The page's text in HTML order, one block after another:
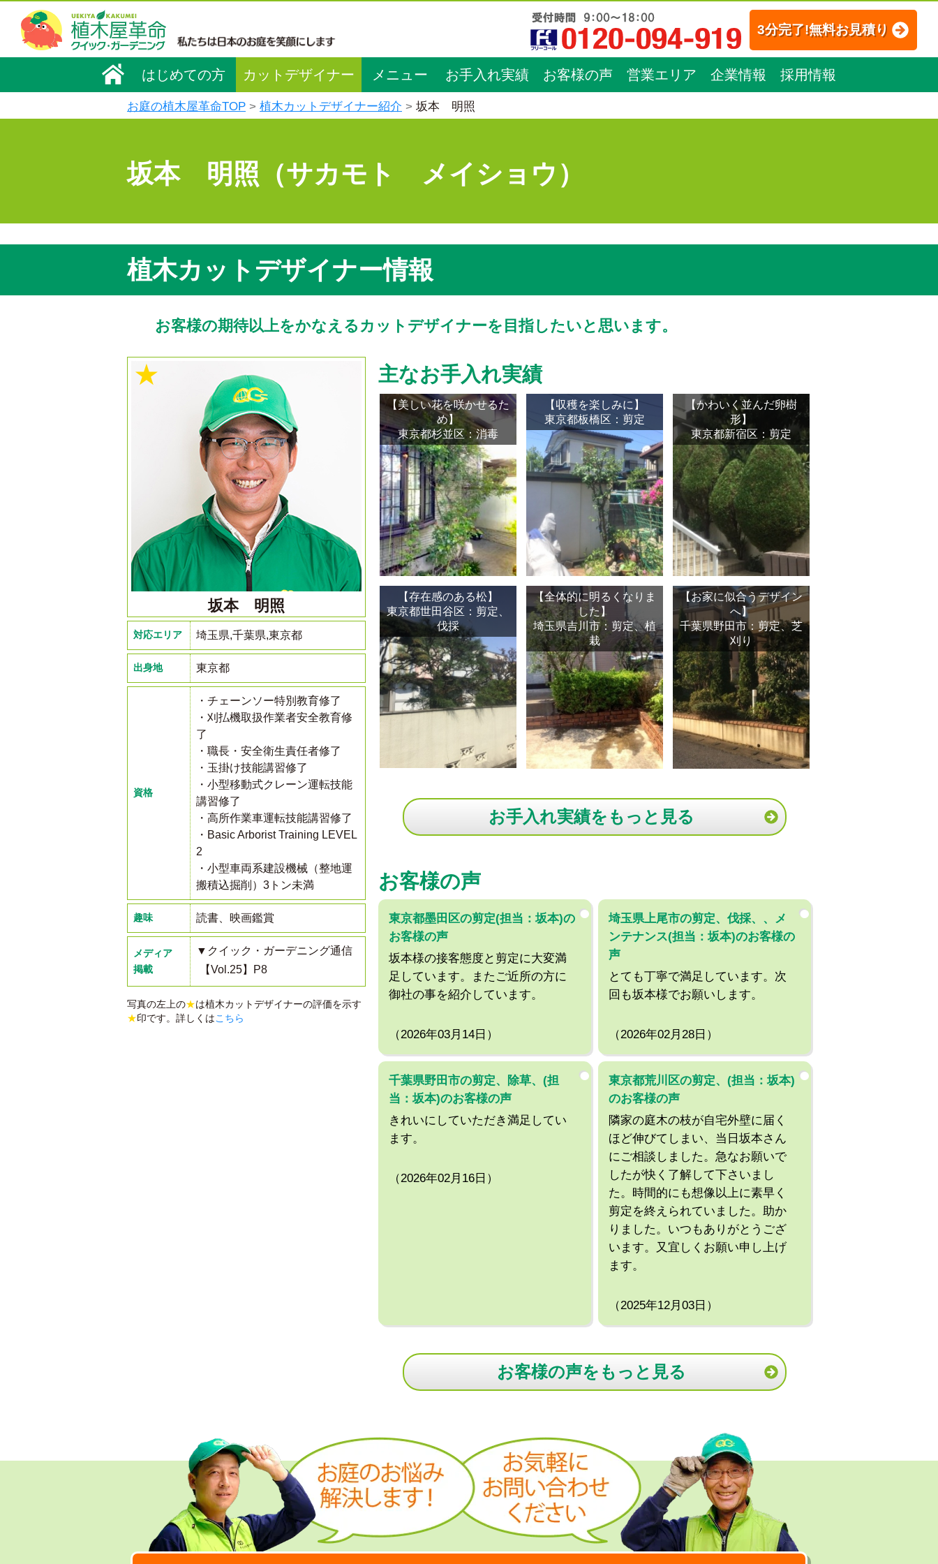
3分完了!無料お見積り
はじめての方 カットデザイナー メニュー お手入れ実績 お客様の声 営業エリア 企業情報 採用情報
お庭の植木屋革命TOP 植木カットデザイナー紹介 坂本 明照
坂本 明照（サカモト メイショウ）
植木カットデザイナー情報
お客様の期待以上をかなえるカットデザイナーを目指したいと思います。
★
坂本 明照
対応エリア 埼玉県,千葉県,東京都
出身地 東京都
資格
・チェーンソー特別教育修了
・刈払機取扱作業者安全教育修
了
・職長・安全衛生責任者修了
・玉掛け技能講習修了
・小型移動式クレーン運転技能
講習修了
・高所作業車運転技能講習修了
・Basic Arborist Training LEVEL
2
・小型車両系建設機械（整地運
搬積込掘削）3トン未満
趣味 読書、映画鑑賞
メディア
掲載
▼クイック・ガーデニング通信
【Vol.25】P8
写真の左上の★は植木カットデザイナーの評価を示す
★印です。詳しくはこちら
主なお手入れ実績
【美しい花を咲かせるた
め】
東京都杉並区：消毒
【収穫を楽しみに】
東京都板橋区：剪定
【かわいく並んだ卵樹
形】
東京都新宿区：剪定
【存在感のある松】
東京都世田谷区：剪定、
伐採
【全体的に明るくなりま
した】
埼玉県吉川市：剪定、植
栽
【お家に似合うデザイン
へ】
千葉県野田市：剪定、芝
刈り
お手入れ実績をもっと見る
お客様の声
東京都墨田区の剪定(担当：坂本)の
お客様の声
坂本様の接客態度と剪定に大変満
足しています。またご近所の方に
御社の事を紹介しています。
（2026年03月14日）
埼玉県上尾市の剪定、伐採、、メ
ンテナンス(担当：坂本)のお客様の
声
とても丁寧で満足しています。次
回も坂本様でお願いします。
（2026年02月28日）
千葉県野田市の剪定、除草、(担
当：坂本)のお客様の声
きれいにしていただき満足してい
ます。
（2026年02月16日）
東京都荒川区の剪定、(担当：坂本)
のお客様の声
隣家の庭木の枝が自宅外壁に届く
ほど伸びてしまい、当日坂本さん
にご相談しました。急なお願いで
したが快く了解して下さいまし
た。時間的にも想像以上に素早く
剪定を終えられていました。助か
りました。いつもありがとうござ
います。又宜しくお願い申し上げ
ます。
（2025年12月03日）
お客様の声をもっと見る